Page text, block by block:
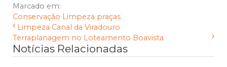
Marcado em:
Conservação Limpeza praças
Limpeza Canal da Viradouro
Terraplanagem no Loteamento Boavista
Notícias Relacionadas